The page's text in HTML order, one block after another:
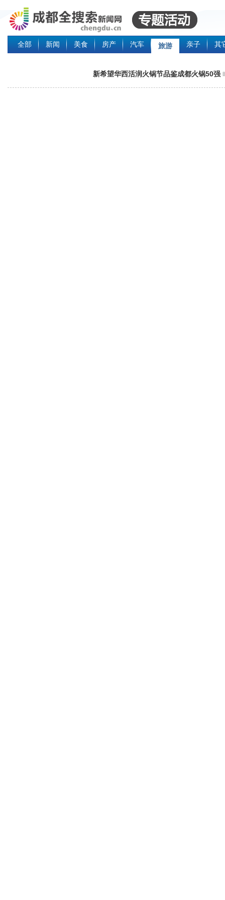
全部 新闻 美食 房产 汽车 旅游 亲子 其
新希望华西活润火锅节品鉴成都火锅50强